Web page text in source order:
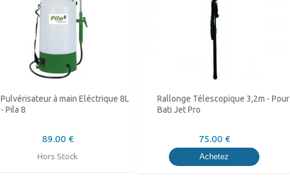
Pulvérisateur à main Eléctrique 8L
- Pila 8
89.00 €
Hors Stock
Rallonge Télescopique 3,2m - Pour
Bati Jet Pro
75.00 €
Achetez